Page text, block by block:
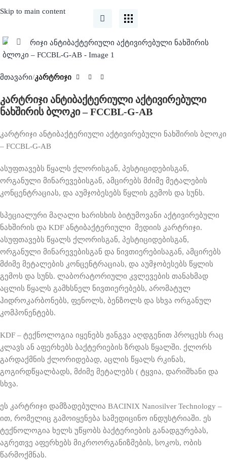
Skip to main content
Click to enlarge
მთავარი კარტრიჯი
კარტრიჯი ანტიბაქტერიული აქტივირებული
ნახშირის ბლოკი – FCCBL-G-AB
კარტრიჯი ანტიბაქტერიული აქტივირებული ნახშირის ბლოკი
– FCCBL-G-AB
ასუფთავებს წყალს ქლორისგან, პესტიციდებისგან,
ორგანული მინარევებისგან, ამცირებს მძიმე მეტალების
კონცენტრაციას, და აუმჯობესებს წყლის გემოს და სუნს.
სპეციალური მაღალი ხარისხის ბიტუმოვანი აქტივირებული
ნახშირის და KDF ანტიბაქტერიული მედიის კარტრიჯი.
ასუფთავებს წყალს ქლორისგან, პესტიციდებისგან,
ორგანული მინარევებისგან და ნივთიერებისაგან, ამცირებს
მძიმე მეტალების კონცენტრაციას, და აუმჯობესებს წყლის
გემოს და სუნს. ლაბორატორიული კვლევების თანახმად
აცლის წყალს გამხსნელ ნივთიერებებს, არომატულ
ჰიდროკარბონებს, ფენოლს, ბენზოლს და სხვა ორგანულ
კომპონენტებს.
KDF – ტექნოლოგია იყენებს ჟანგვა აღდგენით პროცესს რაც
კლავს ან აფერხებს ბაქტერიების ზრდას წყალში. ქლორს
გარდაქმნის ქლორიდებად, აცლის წყალს რკინას,
გოგირდწყალბადს, მძიმე მეტალებს ( ტყვია, დარიშხანი და
სხვა.
ეს კარტრიჯი დამზადებულია BACINIX Nanosilver Technology –
ით, რომელიც გამოიყენება სამედიცინო ინდუსტრიაში. ეს
ტექნოლოგია ხელს უწყობს ბაქტერიების განადგურებას,
აგრეთვე აფერხებს მიკროორგანიზმების, სოკოს, ობის
წარმოქმნას.